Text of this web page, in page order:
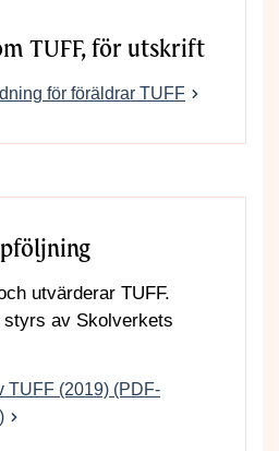
TUFF, för utskrift
för föräldrar TUFF
utvärderar TUFF.
styrs av Skolverkets
TUFF (2019) (PDF-